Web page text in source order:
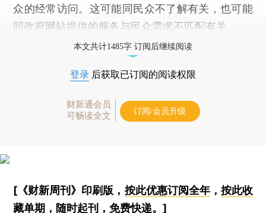
众的经常访问。这可能同民众不了解有关，也可能
同政府网站提供的服务与民众需求不匹配有关。
本文共计1485字 订阅后继续阅读
登录 后获取已订阅的阅读权限
财新通会员
可畅读全文
订阅/会员升级
[《财新周刊》印刷版， 按此优惠订阅全年， 按此收
藏单期 ，随时起刊，免费快递。]